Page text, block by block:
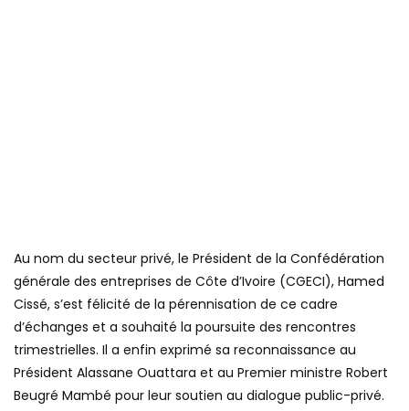
Au nom du secteur privé, le Président de la Confédération
générale des entreprises de Côte d’Ivoire (CGECI), Hamed
Cissé, s’est félicité de la pérennisation de ce cadre
d’échanges et a souhaité la poursuite des rencontres
trimestrielles. Il a enfin exprimé sa reconnaissance au
Président Alassane Ouattara et au Premier ministre Robert
Beugré Mambé pour leur soutien au dialogue public-privé.